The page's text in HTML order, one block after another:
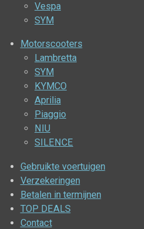
Vespa
SYM
Motorscooters
Lambretta
SYM
KYMCO
Aprilia
Piaggio
NIU
SILENCE
Gebruikte voertuigen
Verzekeringen
Betalen in termijnen
TOP DEALS
Contact